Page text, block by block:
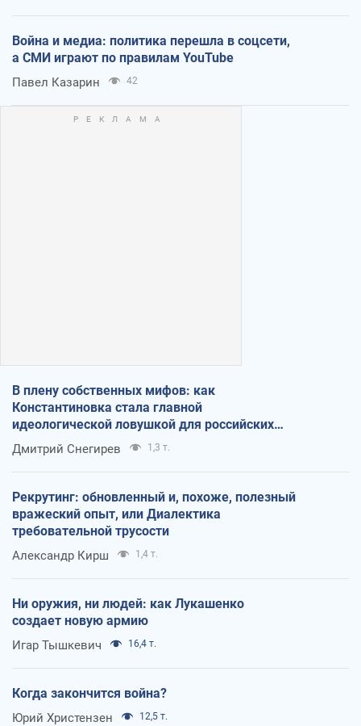
Война и медиа: политика перешла в соцсети,
а СМИ играют по правилам YouTube
Павел Казарин 42
В плену собственных мифов: как
Константиновка стала главной
идеологической ловушкой для российских
оккупантов
Дмитрий Снегирев 1,3 т.
Рекрутинг: обновленный и, похоже, полезный
вражеский опыт, или Диалектика
требовательной трусости
Александр Кирш 1,4 т.
Ни оружия, ни людей: как Лукашенко
создает новую армию
Игар Тышкевич 16,4 т.
Когда закончится война?
Юрий Христензен 12,5 т.